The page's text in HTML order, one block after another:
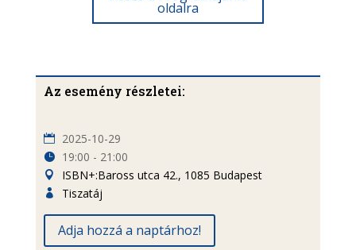
oldalra
Az esemény részletei:
2025-10-29
19:00 - 21:00
ISBN+:Baross utca 42., 1085 Budapest
Tiszatáj
Adja hozzá a naptárhoz!